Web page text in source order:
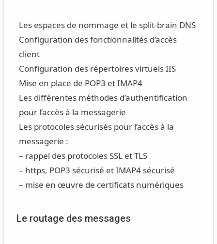
Les espaces de nommage et le split-brain DNS
Configuration des fonctionnalités d’accès
client
Configuration des répertoires virtuels IIS
Mise en place de POP3 et IMAP4
Les différentes méthodes d’authentification
pour l’accès à la messagerie
Les protocoles sécurisés pour l’accès à la
messagerie :
– rappel des protocoles SSL et TLS
– https, POP3 sécurisé et IMAP4 sécurisé
– mise en œuvre de certificats numériques
Le routage des messages